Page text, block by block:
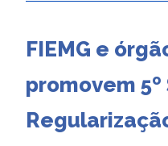
FIEMG e
promovem